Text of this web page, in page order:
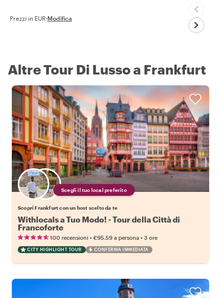
Prezzi in EUR·Modifica
Altre Tour Di Lusso a Frankfurt
Scegli il tuo local preferito
Scopri Frankfurt con un host scelto da te
Withlocals a Tuo Modo! - Tour della Città di
Francoforte
100 recensioni • €95.59 a persona • 3 ore
CITY HIGHLIGHT TOUR CONFERMA IMMEDIATA